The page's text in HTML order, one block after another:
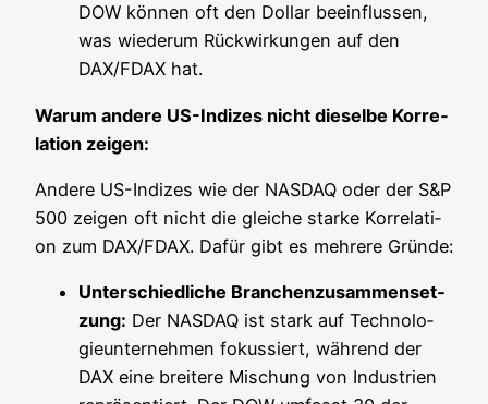
DOW kön­nen oft den Dol­lar beein­flus­sen,
was wie­der­um Rück­wir­kun­gen auf den
DAX/FDAX hat.
War­um ande­re US-Indi­zes nicht die­sel­be Kor­re­
la­ti­on zeigen:
Ande­re US-Indi­zes wie der NASDAQ oder der S&P
500 zei­gen oft nicht die glei­che star­ke Kor­re­la­ti­
on zum DAX/FDAX. Dafür gibt es meh­re­re Gründe:
Unter­schied­li­che Bran­chen­zu­sam­men­set­
zung: Der NASDAQ ist stark auf Tech­no­lo­
gie­un­ter­neh­men fokus­siert, wäh­rend der
DAX eine brei­te­re Mischung von Indus­trien